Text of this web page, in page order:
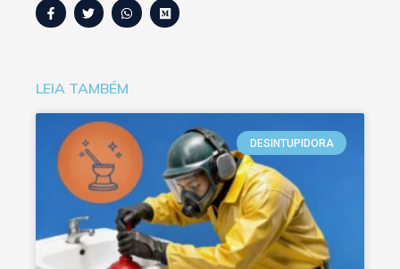
LEIA TAMBÉM
DESINTUPIDORA